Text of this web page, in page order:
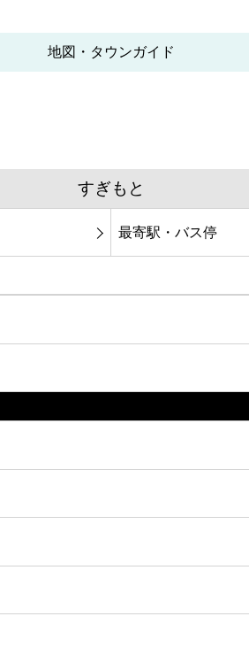
地図・タウンガイド
すぎもと
最寄駅・バス停